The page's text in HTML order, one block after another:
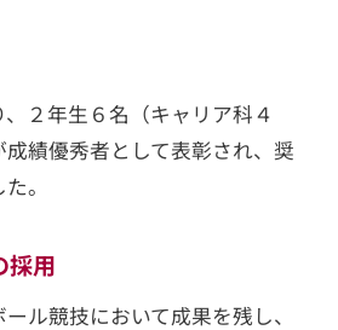
２年生６名（キャリア科４
績優秀者として表彰され、奨
。
採用
ル競技において成果を残し、